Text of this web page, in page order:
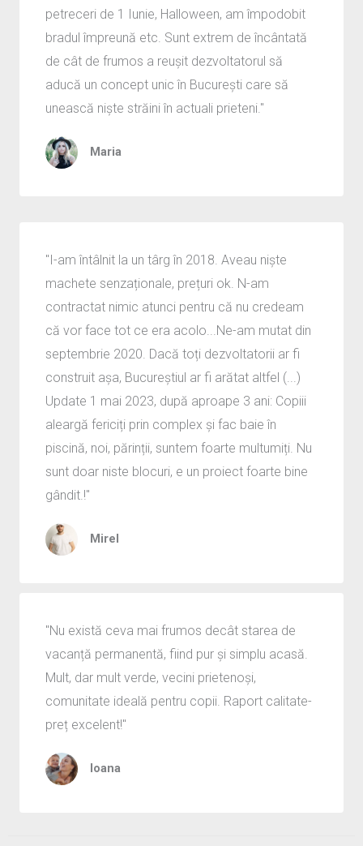
petreceri de 1 Iunie, Halloween, am împodobit
bradul împreună etc. Sunt extrem de încântată
de cât de frumos a reușit dezvoltatorul să
aducă un concept unic în București care să
unească niște străini în actuali prieteni."
Maria
"I-am întâlnit la un târg în 2018. Aveau niște
machete senzaționale, prețuri ok. N-am
contractat nimic atunci pentru că nu credeam
că vor face tot ce era acolo...Ne-am mutat din
septembrie 2020. Dacă toți dezvoltatorii ar fi
construit așa, Bucureștiul ar fi arătat altfel (...)
Update 1 mai 2023, după aproape 3 ani: Copiii
aleargă fericiți prin complex și fac baie în
piscină, noi, părinții, suntem foarte multumiți. Nu
sunt doar niste blocuri, e un proiect foarte bine
gândit.!"
Mirel
"Nu există ceva mai frumos decât starea de
vacanță permanentă, fiind pur și simplu acasă.
Mult, dar mult verde, vecini prietenoși,
comunitate ideală pentru copii. Raport calitate-
preț excelent!"
Ioana